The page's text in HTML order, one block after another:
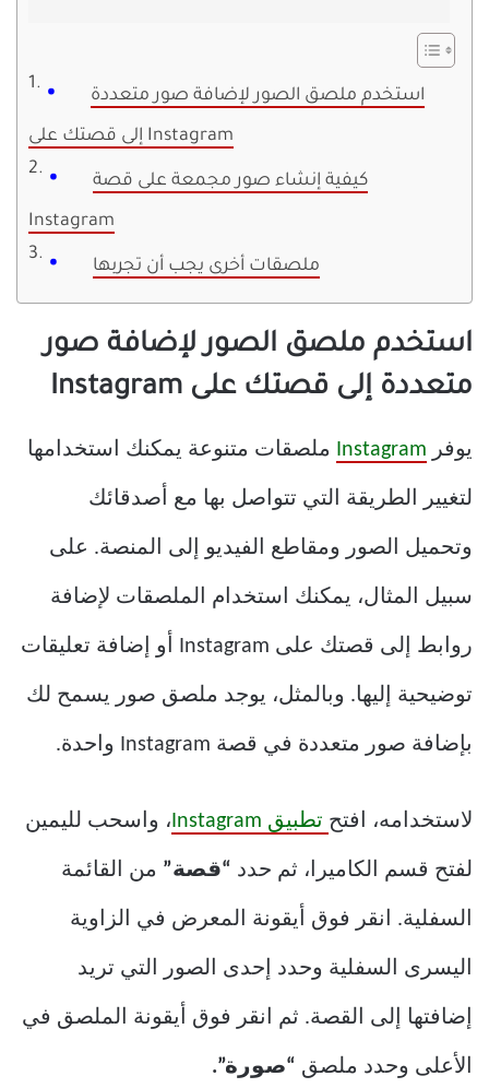
استخدم ملصق الصور لإضافة صور متعددة
إلى قصتك على Instagram
كيفية إنشاء صور مجمعة على قصة
Instagram
ملصقات أخرى يجب أن تجربها
استخدم ملصق الصور لإضافة صور
متعددة إلى قصتك على Instagram
يوفر Instagram ملصقات متنوعة يمكنك استخدامها
لتغيير الطريقة التي تتواصل بها مع أصدقائك
وتحميل الصور ومقاطع الفيديو إلى المنصة. على
سبيل المثال، يمكنك استخدام الملصقات لإضافة
روابط إلى قصتك على Instagram أو إضافة تعليقات
توضيحية إليها. وبالمثل، يوجد ملصق صور يسمح لك
بإضافة صور متعددة في قصة Instagram واحدة.
لاستخدامه، افتح تطبيق Instagram ، واسحب لليمين
لفتح قسم الكاميرا، ثم حدد “قصة” من القائمة
السفلية. انقر فوق أيقونة المعرض في الزاوية
اليسرى السفلية وحدد إحدى الصور التي تريد
إضافتها إلى القصة. ثم انقر فوق أيقونة الملصق في
الأعلى وحدد ملصق “صورة”.